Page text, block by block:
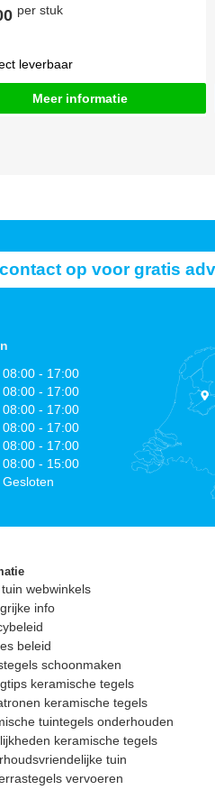
per stuk
leverbaar
Meer informatie
op voor gratis
08:00 - 17:00
08:00 - 17:00
08:00 - 17:00
08:00 - 17:00
08:00 - 17:00
08:00 - 15:00
Gesloten
webwinkels
info
beleid
schoonmaken
keramische tegels
keramische tegels
tuintegels onderhouden
keramische tegels
tuin
vervoeren